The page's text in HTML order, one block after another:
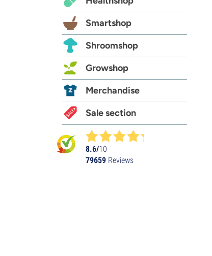
Smartshop
Shroomshop
Growshop
Merchandise
Sale section
8.6/10
79659 Reviews